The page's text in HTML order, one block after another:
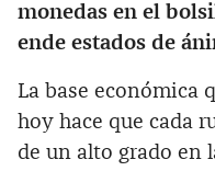
monedas en el
ende estados de
La base económica
hoy hace que cada
de un alto grado en